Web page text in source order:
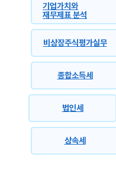
기업가치와
재무제표 분석
비상장주식평가실무
종합소득세
법인세
상속세